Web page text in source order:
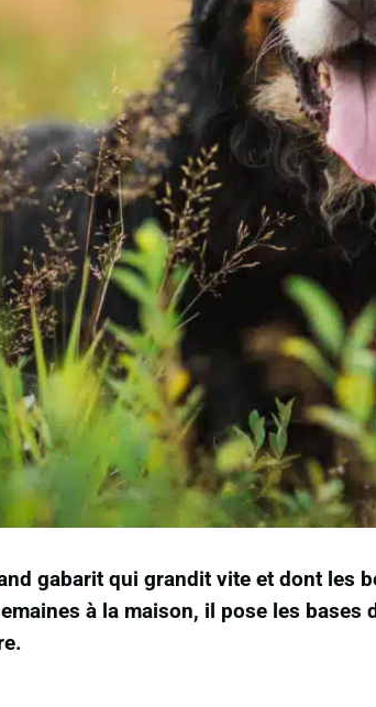
gabarit qui grandit vite et dont les
à la maison, il pose les